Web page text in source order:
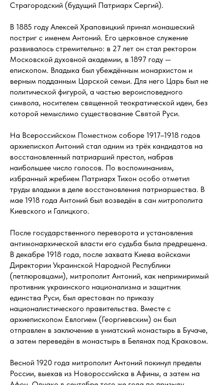
Страгородский (будущий Патриарх Сергий).
В 1885 году Алексей Храповицкий принял монашеский
постриг с именем Антоний. Его церковное служение
развивалось стремительно: в 27 лет он стал ректором
Московской духовной академии, в 1897 году —
епископом. Владыка был убеждённым монархистом и
верным подданным Царской семьи. Для него Царь был не
политической фигурой, а частью вероисповедного
символа, носителем священной теократической идеи, без
которой немыслимо существование Святой Руси.
На Всероссийском Поместном соборе 1917–1918 годов
архиепископ Антоний стал одним из трёх кандидатов на
восстановленный патриарший престол, набрав
наибольшее число голосов. По воспоминаниям,
избранный жребием Патриарх Тихон особо отметил
труды владыки в деле восстановления патриаршества. В
мае 1918 года Антоний был возведён в сан митрополита
Киевского и Галицкого.
После государственного переворота и установления
антимонархической власти его судьба была предрешена.
В декабре 1918 года, после захвата Киева войсками
Директории Украинской Народной Республики
(петлюровцами), митрополит Антоний, как непримиримый
противник украинского национализма и защитник
единства Руси, был арестован по приказу
националистического правительства. Вместе с
архиепископом Евлогием (Георгиевским) он был
отправлен в заключение в униатский монастырь в Бучаче,
а затем переведён в монастырь в Белянах под Краковом.
Весной 1920 года митрополит Антоний покинул пределы
России, выехав из Новороссийска в Афины, а затем на